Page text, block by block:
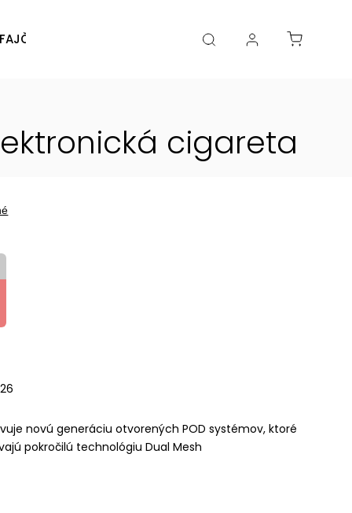
DOPLNKY Značky
cigareta
novú generáciu otvorených POD systémov, ktoré
pokročilú technológiu Dual Mesh